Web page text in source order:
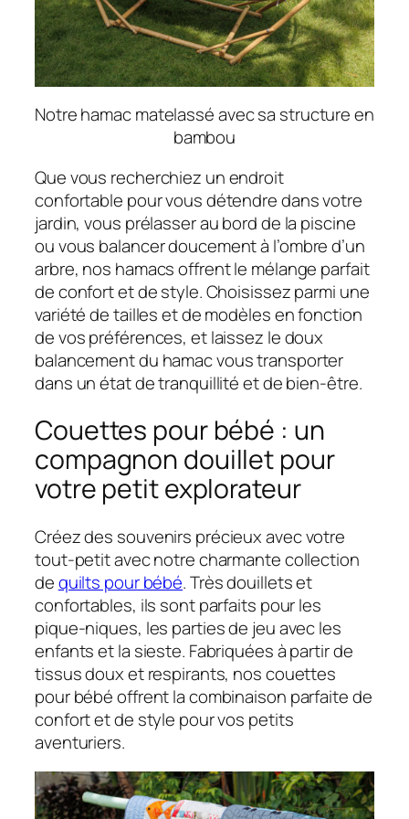
Notre hamac matelassé avec sa structure en
bambou
Que vous recherchiez un endroit
confortable pour vous détendre dans votre
jardin, vous prélasser au bord de la piscine
ou vous balancer doucement à l’ombre d’un
arbre, nos hamacs offrent le mélange parfait
de confort et de style. Choisissez parmi une
variété de tailles et de modèles en fonction
de vos préférences, et laissez le doux
balancement du hamac vous transporter
dans un état de tranquillité et de bien-être.
Couettes pour bébé : un
compagnon douillet pour
votre petit explorateur
Créez des souvenirs précieux avec votre
tout-petit avec notre charmante collection
dequilts pour bébé. Très douillets et
confortables, ils sont parfaits pour les
pique-niques, les parties de jeu avec les
enfants et la sieste. Fabriquées à partir de
tissus doux et respirants, nos couettes
pour bébé offrent la combinaison parfaite de
confort et de style pour vos petits
aventuriers.